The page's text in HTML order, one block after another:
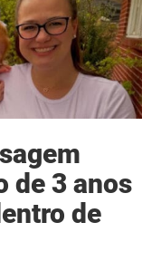
de 3 anos
de